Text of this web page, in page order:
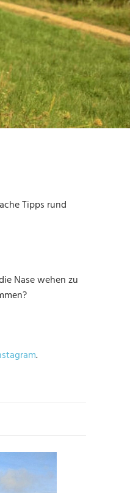
Tipps rund
Nase wehen zu
.